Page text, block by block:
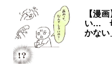
【漫
い… 母
かない